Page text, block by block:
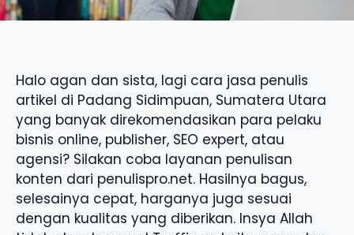
Halo agan dan sista, lagi cara jasa penulis
artikel di Padang Sidimpuan, Sumatera Utara
yang banyak direkomendasikan para pelaku
bisnis online, publisher, SEO expert, atau
agensi? Silakan coba layanan penulisan
konten dari penulispro.net. Hasilnya bagus,
selesainya cepat, harganya juga sesuai
dengan kualitas yang diberikan. Insya Allah